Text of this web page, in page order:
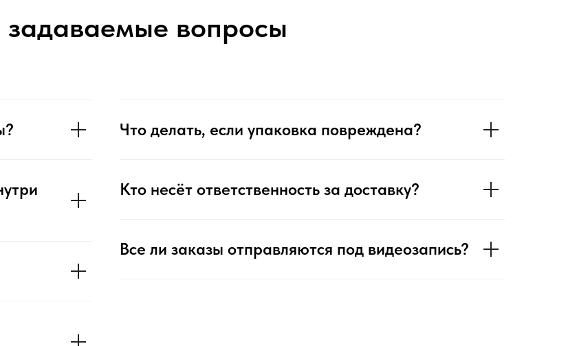
задаваемые вопросы
Что делать, если упаковка повреждена?
Кто несёт ответственность за доставку?
Все ли заказы отправляются под видеозапись?